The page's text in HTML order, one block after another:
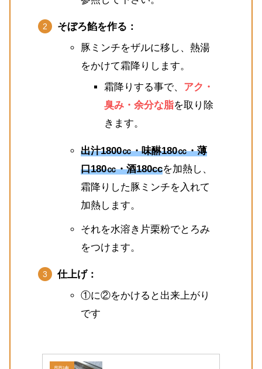
そぼろ餡を作る：
豚ミンチをザルに移し、熱湯
をかけて霜降りします。
霜降りする事で、 アク・
臭み・余分な脂を取り除
きます。
出汁1800㏄・味醂180㏄・薄
口180㏄・酒180ccを加熱し、
霜降りした豚ミンチを入れて
加熱します。
それを水溶き片栗粉でとろみ
をつけます。
仕上げ：
①に②をかけると出来上がり
です